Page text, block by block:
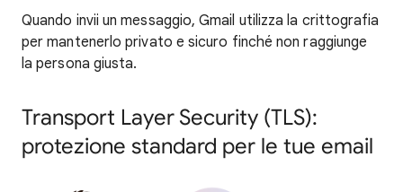
Quando invii un messaggio, Gmail utilizza la crittografia
per mantenerlo privato e sicuro finché non raggiunge
la persona giusta.
Transport Layer Security (TLS):
protezione standard per le tue email